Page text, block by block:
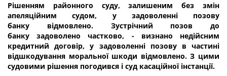
Рішенням районного суду, залишеним без змін
апеляційним судом, у задоволенні позову
банку відмовлено.
Зустрічний позов до
банку задоволено частково,
- визнано недійсним
кредитний договір, у задоволенні позову в частині
відшкодування моральної шкоди відмовлено. З цими
судовими рішення погодився і суд касаційної інстанції.